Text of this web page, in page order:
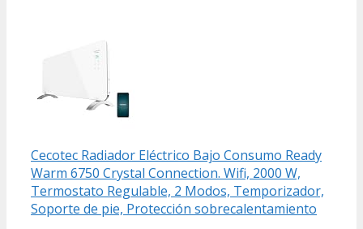
Cecotec Radiador Eléctrico Bajo Consumo Ready
Warm 6750 Crystal Connection. Wifi, 2000 W,
Termostato Regulable, 2 Modos, Temporizador,
Soporte de pie, Protección sobrecalentamiento